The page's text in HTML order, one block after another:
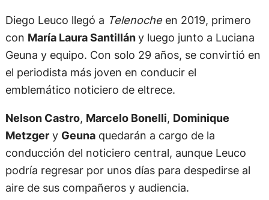
Diego Leuco llegó a Telenoche en 2019, primero
con María Laura Santillány luego junto a Luciana
Geuna y equipo. Con solo 29 años, se convirtió en
el periodista más joven en conducir el
emblemático noticiero de eltrece.
Nelson Castro, Marcelo Bonelli, Dominique
Metzgery Geunaquedarán a cargo de la
conducción del noticiero central, aunque Leuco
podría regresar por unos días para despedirse al
aire de sus compañeros y audiencia.